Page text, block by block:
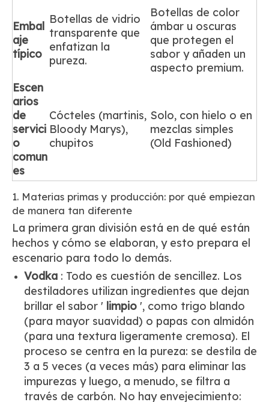
Embal
aje
típico
Botellas de vidrio
transparente que
enfatizan la
pureza.
Botellas de color
ámbar u oscuras
que protegen el
sabor y añaden un
aspecto premium.
Escen
arios
de
servici
o
comun
es
Cócteles (martinis,
Bloody Marys),
chupitos
Solo, con hielo o en
mezclas simples
(Old Fashioned)
1. Materias primas y producción: por qué empiezan
de manera tan diferente
La primera gran división está en de qué están
hechos y cómo se elaboran, y esto prepara el
escenario para todo lo demás.
Vodka : Todo es cuestión de sencillez. Los
destiladores utilizan ingredientes que dejan
brillar el sabor ' limpio ', como trigo blando
(para mayor suavidad) o papas con almidón
(para una textura ligeramente cremosa). El
proceso se centra en la pureza: se destila de
3 a 5 veces (a veces más) para eliminar las
impurezas y luego, a menudo, se filtra a
través de carbón. No hay envejecimiento: